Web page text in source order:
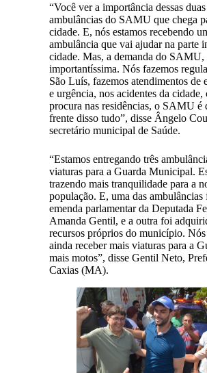
“Você ver a importância dessas duas
ambulâncias do SAMU que chega
cidade. E, nós estamos recebendo
ambulância que vai ajudar na parte
cidade. Mas, a demanda do SAMU,
importantíssima. Nós fazemos
São Luís, fazemos atendimentos de
e urgência, nos acidentes da cidade,
procura nas residências, o SAMU é
frente disso tudo”, disse Ângelo
secretário municipal de Saúde.
“Estamos entregando três
viaturas para a Guarda Municipal.
trazendo mais tranquilidade para a
população. E, uma das
emenda parlamentar da Deputada
Amanda Gentil, e a outra foi
recursos próprios do município.
ainda receber mais viaturas para a
mais motos”, disse Gentil Neto,
Caxias (MA).